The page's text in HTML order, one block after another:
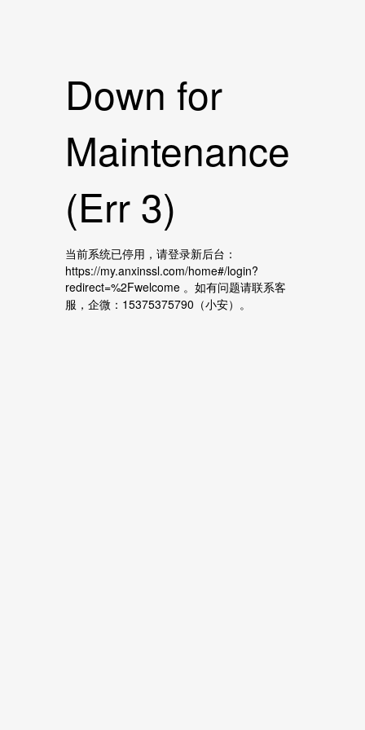
Down for
Maintenance
(Err 3)
当前系统已停用，请登录新后台：
https://my.anxinssl.com/home#/login?
redirect=%2Fwelcome 。如有问题请联系客
服，企微：15375375790（小安）。